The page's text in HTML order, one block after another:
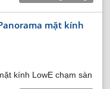
mặt kính
kính LowE chạm sàn